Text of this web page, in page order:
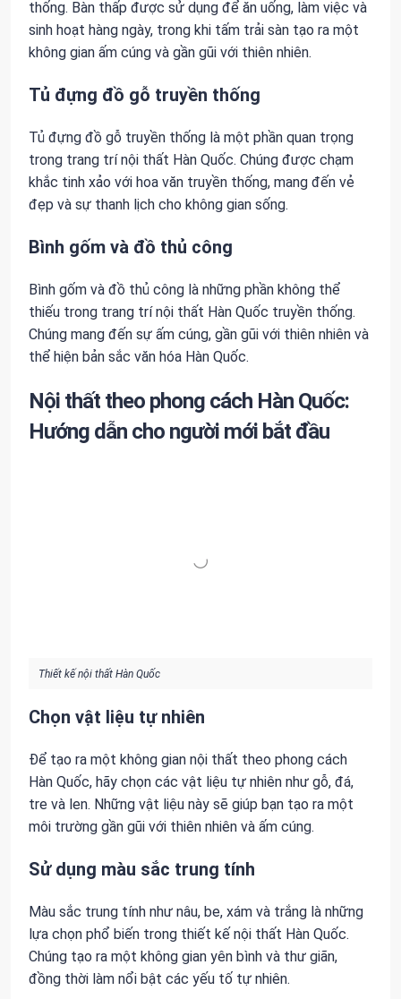
thống. Bàn thấp được sử dụng để ăn uống, làm việc và
sinh hoạt hàng ngày, trong khi tấm trải sàn tạo ra một
không gian ấm cúng và gần gũi với thiên nhiên.
Tủ đựng đồ gỗ truyền thống
Tủ đựng đồ gỗ truyền thống là một phần quan trọng
trong trang trí nội thất Hàn Quốc. Chúng được chạm
khắc tinh xảo với hoa văn truyền thống, mang đến vẻ
đẹp và sự thanh lịch cho không gian sống.
Bình gốm và đồ thủ công
Bình gốm và đồ thủ công là những phần không thể
thiếu trong trang trí nội thất Hàn Quốc truyền thống.
Chúng mang đến sự ấm cúng, gần gũi với thiên nhiên và
thể hiện bản sắc văn hóa Hàn Quốc.
Nội thất theo phong cách Hàn Quốc:
Hướng dẫn cho người mới bắt đầu
Thiết kế nội thất Hàn Quốc
Chọn vật liệu tự nhiên
Để tạo ra một không gian nội thất theo phong cách
Hàn Quốc, hãy chọn các vật liệu tự nhiên như gỗ, đá,
tre và len. Những vật liệu này sẽ giúp bạn tạo ra một
môi trường gần gũi với thiên nhiên và ấm cúng.
Sử dụng màu sắc trung tính
Màu sắc trung tính như nâu, be, xám và trắng là những
lựa chọn phổ biến trong thiết kế nội thất Hàn Quốc.
Chúng tạo ra một không gian yên bình và thư giãn,
đồng thời làm nổi bật các yếu tố tự nhiên.